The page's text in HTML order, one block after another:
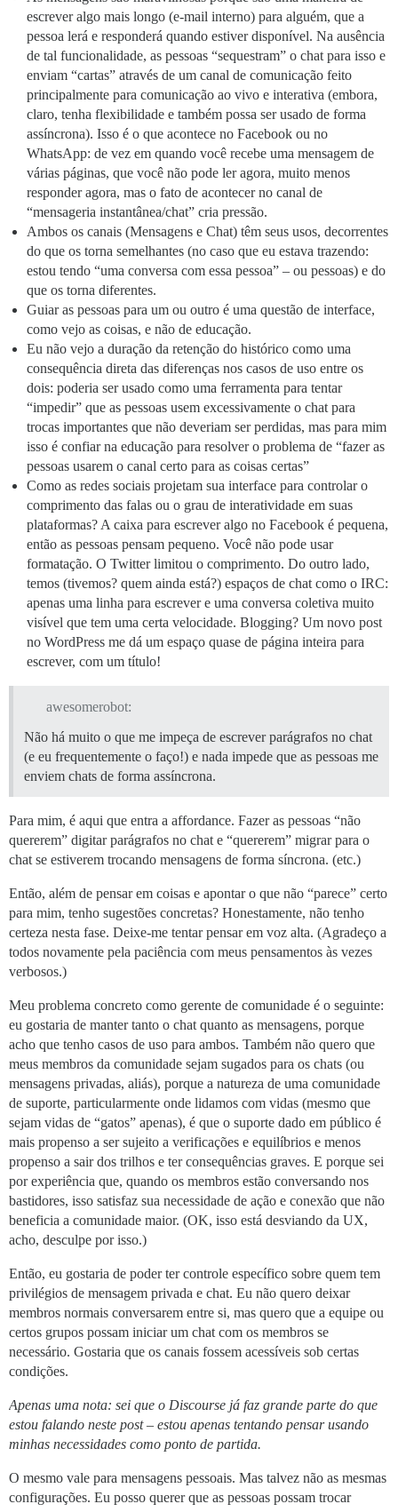
escrever algo mais longo (e-mail interno) para alguém, que a
pessoa lerá e responderá quando estiver disponível. Na ausência
de tal funcionalidade, as pessoas “sequestram” o chat para isso e
enviam “cartas” através de um canal de comunicação feito
principalmente para comunicação ao vivo e interativa (embora,
claro, tenha flexibilidade e também possa ser usado de forma
assíncrona). Isso é o que acontece no Facebook ou no
WhatsApp: de vez em quando você recebe uma mensagem de
várias páginas, que você não pode ler agora, muito menos
responder agora, mas o fato de acontecer no canal de
“mensageria instantânea/chat” cria pressão.
Ambos os canais (Mensagens e Chat) têm seus usos, decorrentes
do que os torna semelhantes (no caso que eu estava trazendo:
estou tendo “uma conversa com essa pessoa” – ou pessoas) e do
que os torna diferentes.
Guiar as pessoas para um ou outro é uma questão de interface,
como vejo as coisas, e não de educação.
Eu não vejo a duração da retenção do histórico como uma
consequência direta das diferenças nos casos de uso entre os
dois: poderia ser usado como uma ferramenta para tentar
“impedir” que as pessoas usem excessivamente o chat para
trocas importantes que não deveriam ser perdidas, mas para mim
isso é confiar na educação para resolver o problema de “fazer as
pessoas usarem o canal certo para as coisas certas”
Como as redes sociais projetam sua interface para controlar o
comprimento das falas ou o grau de interatividade em suas
plataformas? A caixa para escrever algo no Facebook é pequena,
então as pessoas pensam pequeno. Você não pode usar
formatação. O Twitter limitou o comprimento. Do outro lado,
temos (tivemos? quem ainda está?) espaços de chat como o IRC:
apenas uma linha para escrever e uma conversa coletiva muito
visível que tem uma certa velocidade. Blogging? Um novo post
no WordPress me dá um espaço quase de página inteira para
escrever, com um título!
awesomerobot:
Não há muito o que me impeça de escrever parágrafos no chat
(e eu frequentemente o faço!) e nada impede que as pessoas me
enviem chats de forma assíncrona.
Para mim, é aqui que entra a affordance. Fazer as pessoas “não
quererem” digitar parágrafos no chat e “quererem” migrar para o
chat se estiverem trocando mensagens de forma síncrona. (etc.)
Então, além de pensar em coisas e apontar o que não “parece” certo
para mim, tenho sugestões concretas? Honestamente, não tenho
certeza nesta fase. Deixe-me tentar pensar em voz alta. (Agradeço a
todos novamente pela paciência com meus pensamentos às vezes
verbosos.)
Meu problema concreto como gerente de comunidade é o seguinte:
eu gostaria de manter tanto o chat quanto as mensagens, porque
acho que tenho casos de uso para ambos. Também não quero que
meus membros da comunidade sejam sugados para os chats (ou
mensagens privadas, aliás), porque a natureza de uma comunidade
de suporte, particularmente onde lidamos com vidas (mesmo que
sejam vidas de “gatos” apenas), é que o suporte dado em público é
mais propenso a ser sujeito a verificações e equilíbrios e menos
propenso a sair dos trilhos e ter consequências graves. E porque sei
por experiência que, quando os membros estão conversando nos
bastidores, isso satisfaz sua necessidade de ação e conexão que não
beneficia a comunidade maior. (OK, isso está desviando da UX,
acho, desculpe por isso.)
Então, eu gostaria de poder ter controle específico sobre quem tem
privilégios de mensagem privada e chat. Eu não quero deixar
membros normais conversarem entre si, mas quero que a equipe ou
certos grupos possam iniciar um chat com os membros se
necessário. Gostaria que os canais fossem acessíveis sob certas
condições.
Apenas uma nota: sei que o Discourse já faz grande parte do que
estou falando neste post – estou apenas tentando pensar usando
minhas necessidades como ponto de partida.
O mesmo vale para mensagens pessoais. Mas talvez não as mesmas
configurações. Eu posso querer que as pessoas possam trocar